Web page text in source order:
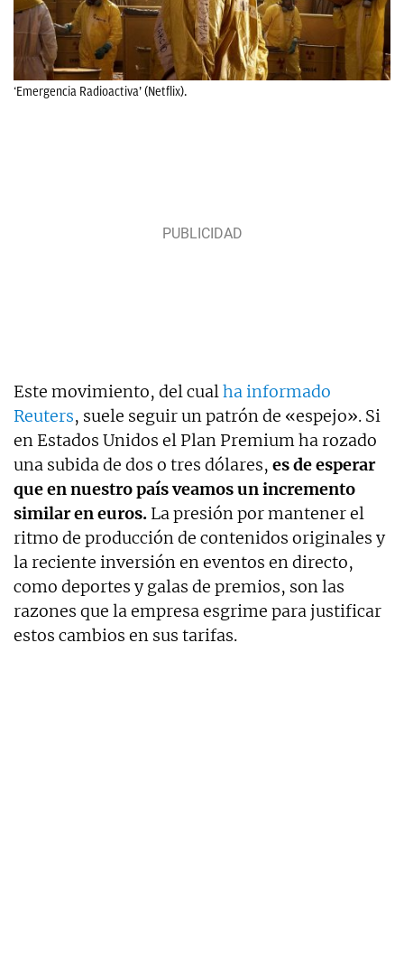
‘Emergencia Radioactiva’ (Netflix).
Este movimiento, del cual ha informado
Reuters, suele seguir un patrón de «espejo». Si
en Estados Unidos el Plan Premium ha rozado
una subida de dos o tres dólares, es de esperar
que en nuestro país veamos un incremento
similar en euros. La presión por mantener el
ritmo de producción de contenidos originales y
la reciente inversión en eventos en directo,
como deportes y galas de premios, son las
razones que la empresa esgrime para justificar
estos cambios en sus tarifas.